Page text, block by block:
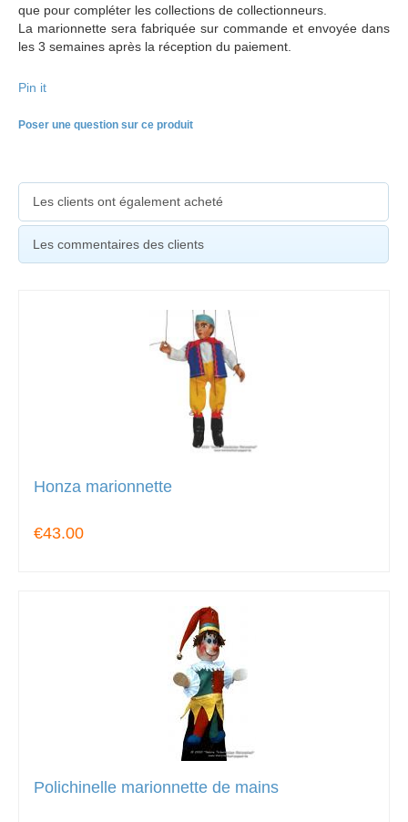
que pour compléter les collections de collectionneurs.
La marionnette sera fabriquée sur commande et envoyée dans
les 3 semaines après la réception du paiement.
Pin it
Poser une question sur ce produit
Les clients ont également acheté
Les commentaires des clients
Honza marionnette
€43.00
Polichinelle marionnette de mains